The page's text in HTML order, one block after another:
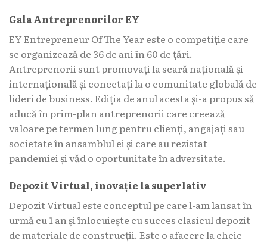
Gala Antreprenorilor EY
EY Entrepreneur Of The Year este o competiție care
se organizează de 36 de ani în 60 de țări.
Antreprenorii sunt promovați la scară națională și
internațională și conectați la o comunitate globală de
lideri de business. Ediția de anul acesta și-a propus să
aducă în prim-plan antreprenorii care creează
valoare pe termen lung pentru clienți, angajați sau
societate în ansamblul ei și care au rezistat
pandemiei și văd o oportunitate în adversitate.
Depozit Virtual, inovație la superlativ
Depozit Virtual este conceptul pe care l-am lansat în
urmă cu 1 an și înlocuiește cu succes clasicul depozit
de materiale de construcții. Este o afacere la cheie